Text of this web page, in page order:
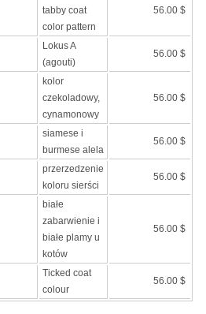
tabby coat
color pattern
56.00 $
Lokus A
(agouti)
56.00 $
kolor
czekoladowy,
cynamonowy
56.00 $
siamese i
burmese alela
56.00 $
przerzedzenie
koloru sierści
56.00 $
białe
zabarwienie i
białe plamy u
kotów
56.00 $
Ticked coat
colour
56.00 $